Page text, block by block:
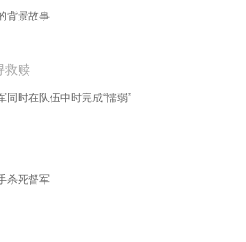
背景故事
救赎
同时在队伍中时完成“懦弱”
杀死督军